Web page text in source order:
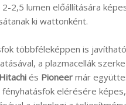
2,5 lumen előállítására
ki wattonként.
többféleképpen is
a plazmacellák
és Pioneer már
elérésére